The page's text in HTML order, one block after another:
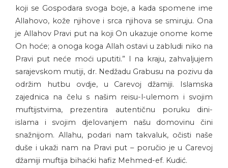
koji se Gospodara svoga boje, a kada spomene ime
Allahovo, kože njihove i srca njihova se smiruju. Ona
je Allahov Pravi put na koji On ukazuje onome kome
On hoće; a onoga koga Allah ostavi u zabludi niko na
Pravi put neće moći uputiti.” I na kraju, zahvaljujem
sarajevskom mutiji, dr. Nedžadu Grabusu na pozivu da
održim hutbu ovdje, u Carevoj džamiji. Islamska
zajednica na čelu s našim reisu-l-ulemom i svojim
muftijstvima, prezentira autentičnu poruku dini-
islama i svojim djelovanjem našu domovinu čini
snažnijom. Allahu, podari nam takvaluk, očisti naše
duše i ukaži nam na Pravi put – poručio je u Carevoj
džamiji muftija bihaćki hafiz Mehmed-ef. Kudić.